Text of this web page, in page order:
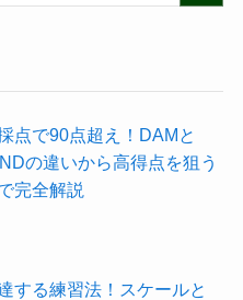
点で90点超え！DAMと
の違いから高得点を狙う
完全解説
する練習法！スケールと